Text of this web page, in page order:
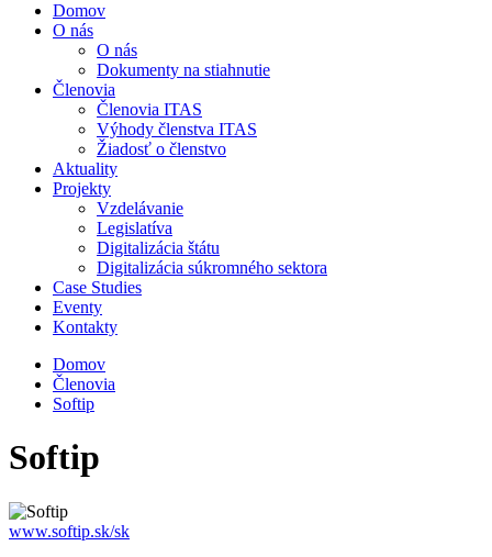
Domov
O nás
O nás
Dokumenty na stiahnutie
Členovia
Členovia ITAS
Výhody členstva ITAS
Žiadosť o členstvo
Aktuality
Projekty
Vzdelávanie
Legislatíva
Digitalizácia štátu
Digitalizácia súkromného sektora
Case Studies
Eventy
Kontakty
Domov
Členovia
Softip
Softip
www.softip.sk/sk